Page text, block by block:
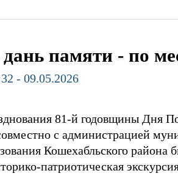
памяти - по
- 09.05.2026
81-й годовщины Дня
с администрацией
Кошехабльского района
патриотическая